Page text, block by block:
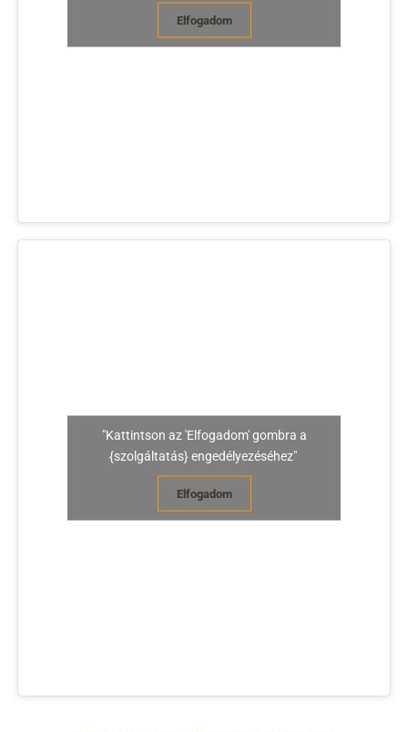
Elfogadom
"Kattintson az 'Elfogadom' gombra a
{szolgáltatás} engedélyezéséhez"
Elfogadom